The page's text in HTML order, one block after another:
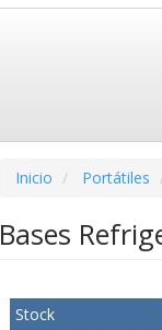
Inicio Portátiles
Bases
Stock